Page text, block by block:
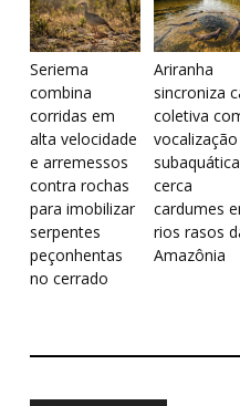
Seriema
combina
corridas em
alta velocidade
e arremessos
contra rochas
para imobilizar
serpentes
peçonhentas
no cerrado
Ariranha
sincroniza
coletiva
vocalização
cerca
cardumes
rios rasos
Amazônia